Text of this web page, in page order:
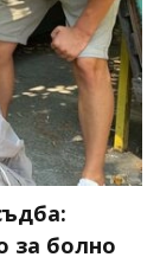
за болно